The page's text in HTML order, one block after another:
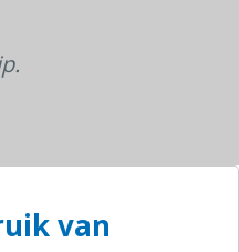
van